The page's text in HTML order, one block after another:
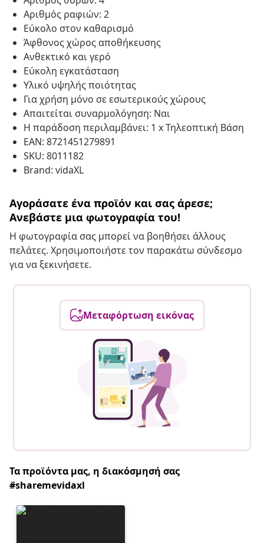
Αριθμός ραφιών: 2
Εύκολο στον καθαρισμό
Άφθονος χώρος αποθήκευσης
Ανθεκτικό και γερό
Εύκολη εγκατάσταση
Υλικό υψηλής ποιότητας
Για χρήση μόνο σε εσωτερικούς χώρους
Απαιτείται συναρμολόγηση: Ναι
Η παράδοση περιλαμβάνει: 1 x Τηλεοπτική Βάση
EAN: 8721451279891
SKU: 8011182
Brand: vidaXL
Αγοράσατε ένα προϊόν και σας άρεσε;
Ανεβάστε μια φωτογραφία του!
Η φωτογραφία σας μπορεί να βοηθήσει άλλους
πελάτες. Χρησιμοποιήστε τον παρακάτω σύνδεσμο
για να ξεκινήσετε.
Μεταφόρτωση εικόνας
Τα προϊόντα μας, η διακόσμησή σας
#sharemevidaxl